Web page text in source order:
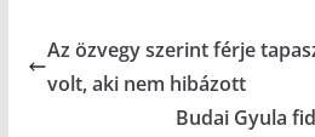
Az özvegy szerint férje
volt, aki nem hibázott
Budai Gyula